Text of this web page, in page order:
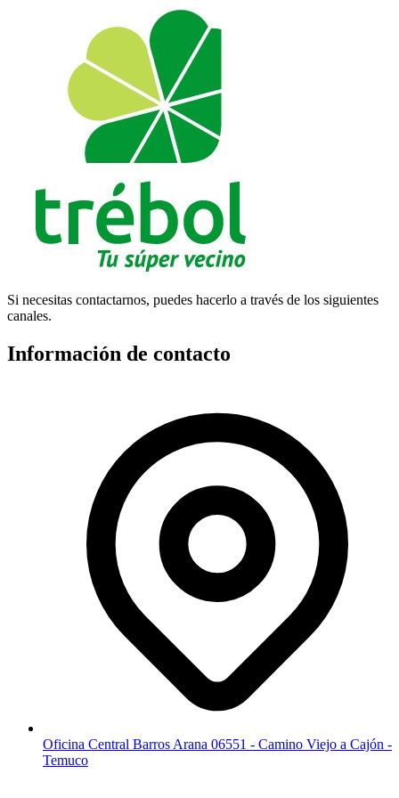
Si necesitas contactarnos, puedes hacerlo a través de los siguientes
canales.
Información de contacto
Oficina Central Barros Arana 06551 - Camino Viejo a Cajón -
Temuco